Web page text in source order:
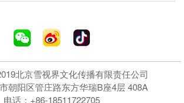
北京雪视界文化传播有限责任公司
朝阳区管庄路东方华瑞B座4层 408A
电话：+86-18511722705